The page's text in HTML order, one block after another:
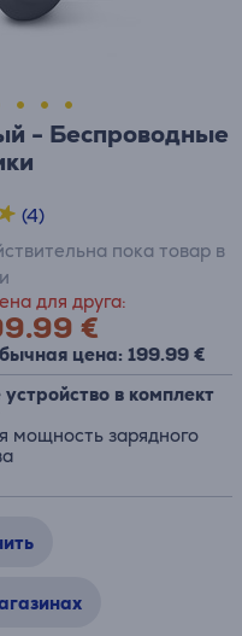
- Беспроводные
для друга:
€
цена: 199.99 €
пока товар в
(4)
в комплект
мощность зарядного